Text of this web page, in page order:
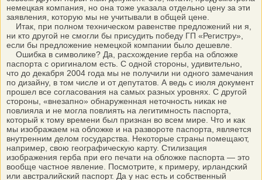
немецкая компания, но она тоже указала отдельно цену за эти
заявления, которую мы не учитывали в общей цене.
Итак, при полном техническом равенстве предложений ни я,
ни кто другой не смогли бы присудить победу ГП «Регистру»,
если бы предложение немецкой компании было дешевле.
Ошибка в символике? Да, расхождение герба на обложке
паспорта с оригиналом есть. С одной стороны, удивительно,
что до декабря 2004 года мы не получили ни одного замечания
по дизайну, в том числе и от депутатов. А ведь с июля документ
прошел все согласования на самых разных уровнях. С другой
стороны, «внезапно» обнаруженная неточность никак не
повлияла и не могла повлиять на легитимность паспорта,
который к тому времени был признан во всем мире. Что и как
мы изображаем на обложке и на развороте паспорта, является
внутренним делом государства. Некоторые страны помещают,
например, свою географическую карту. Стилизация
изображения герба при его печати на обложке паспорта — это
вообще частное явление. Посмотрите, к примеру, ирландский
или австралийский паспорт. Да у нас есть и собственный